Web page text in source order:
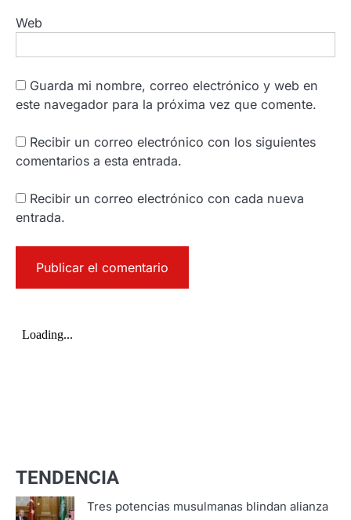
Web
Guarda mi nombre, correo electrónico y web en
este navegador para la próxima vez que comente.
Recibir un correo electrónico con los siguientes
comentarios a esta entrada.
Recibir un correo electrónico con cada nueva
entrada.
TENDENCIA
Tres potencias musulmanas blindan alianza